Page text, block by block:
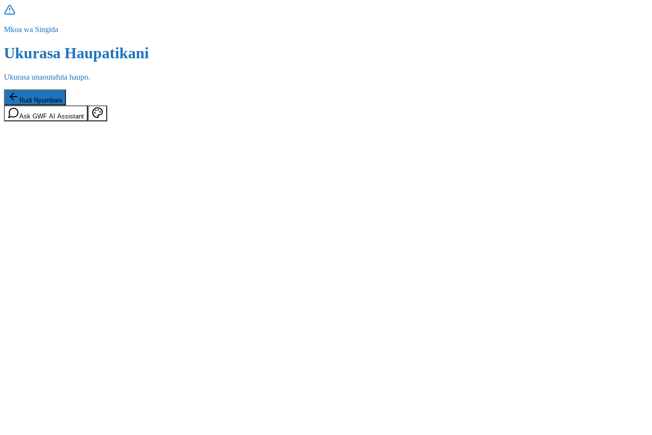
Mkoa wa Singida
Ukurasa Haupatikani
Ukurasa unaoutafuta haupo.
Rudi Nyumbani
Ask GWF AI Assistant